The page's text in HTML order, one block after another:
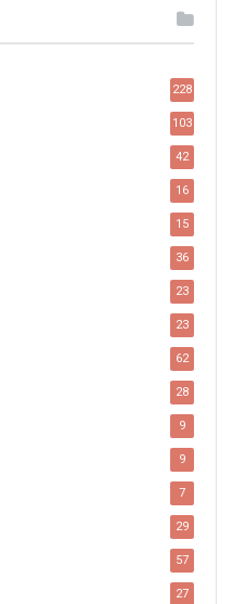
228
103
42
16
15
36
23
23
62
28
9
9
7
29
57
27